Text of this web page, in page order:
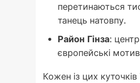
перетинаються
танець натовпу.
Район Гінза:
європейські
Кожен із цих